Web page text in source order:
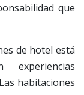
que
de hotel está
habitaciones